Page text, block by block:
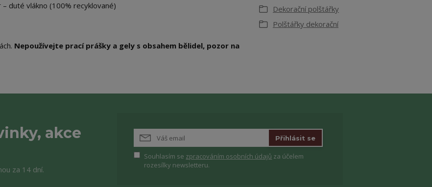
duté vlákno (100% recyklované)
Nepoužívejte prací prášky a gely s obsahem bělidel, pozor na
Dekorační polštářky
Polštářky dekorační
akce
za 14 dní.
Přihlásit se
Souhlasím se zpracováním osobních údajů za účelem
rozesílky newsletteru.